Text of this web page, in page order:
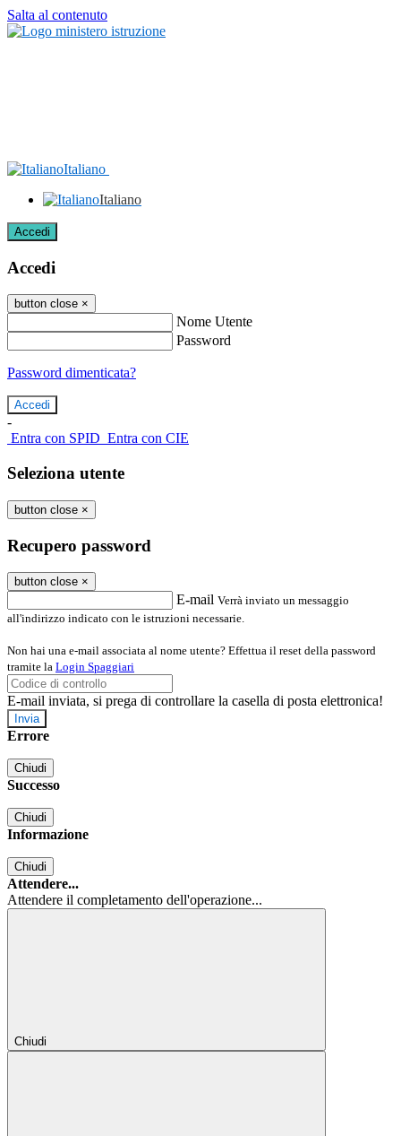
Salta al contenuto
Italiano
Italiano
Accedi
Accedi
button close ×
Nome Utente
Password
Password dimenticata?
-
Entra con SPID Entra con CIE
Seleziona utente
button close ×
Recupero password
button close ×
E-mail Verrà inviato un messaggio
all'indirizzo indicato con le istruzioni necessarie.
Non hai una e-mail associata al nome utente? Effettua il reset della password
tramite la Login Spaggiari
E-mail inviata, si prega di controllare la casella di posta elettronica!
Errore
Chiudi
Successo
Chiudi
Informazione
Chiudi
Attendere...
Attendere il completamento dell'operazione...
Chiudi